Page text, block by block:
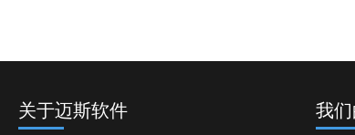
关于迈斯软件 我